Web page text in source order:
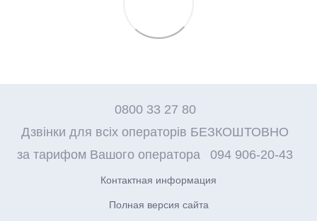
0800 33 27 80
Дзвінки для всіх операторів БЕЗКОШТОВНО
за тарифом Вашого оператора
094 906-20-43
Контактная информация
Полная версия сайта